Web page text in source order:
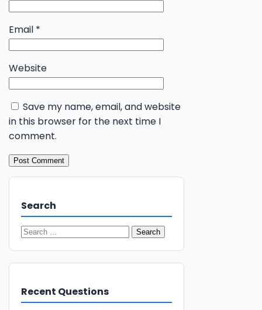
Email *
Website
Save my name, email, and website
in this browser for the next time I
comment.
Search
Search
Recent Questions